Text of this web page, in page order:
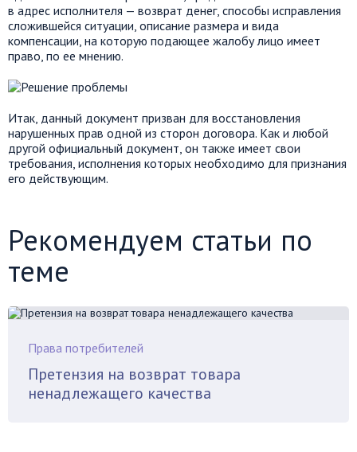
в адрес исполнителя — возврат денег, способы исправления
сложившейся ситуации, описание размера и вида
компенсации, на которую подающее жалобу лицо имеет
право, по ее мнению.
Итак, данный документ призван для восстановления
нарушенных прав одной из сторон договора. Как и любой
другой официальный документ, он также имеет свои
требования, исполнения которых необходимо для признания
его действующим.
Рекомендуем статьи по
теме
Права потребителей
Претензия на возврат товара
ненадлежащего качества